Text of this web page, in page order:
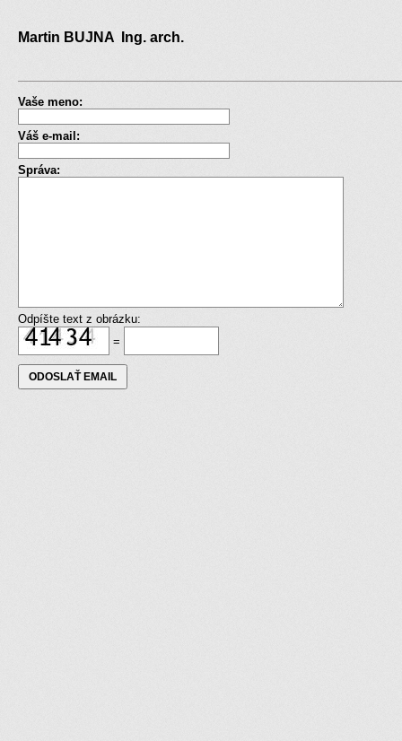
Martin BUJNA Ing. arch.
Vaše meno:
Váš e-mail:
Správa:
Odpíšte text z obrázku:
=